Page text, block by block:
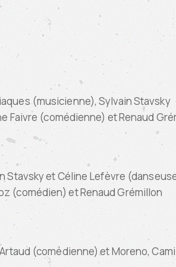
(musicienne), Sylvain Stavsky
Faivre (comédienne) et Renaud
et Céline Lefèvre
(comédien) et Renaud Grémillon
(comédienne) et Moreno,